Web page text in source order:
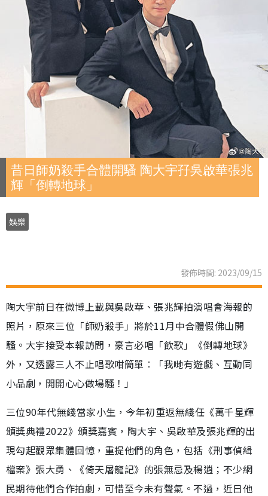
昔日師奶殺手合體開騷 陶大宇孖吳啟華張兆
輝「倒轉地球」
娛樂
發佈時間: 2023/09/15
陶大宇前日在微博上載與吳啟華、張兆輝拍演唱會海報的
照片，原來三位「師奶殺手」將於11月中合體假佛山開
騷。大宇接受本報訪問，豪言必唱「飲歌」《倒轉地球》
外，又透露三人不止唱歌咁簡單︰「我哋有遊戲、互動同
小品劇，開開心心做場騷！」
三位90年代無綫當家小生，今年初重返無綫任《萬千星輝
頒獎典禮2022》頒獎嘉賓，陶大宇、吳啟華及張兆輝的出
現勾起觀眾集體回憶，重提他們的角色，包括《刑事偵緝
檔案》張大勇、《倚天屠龍記》的張無忌及楊逍；不少網
民期待他們合作拍劇，可惜至今未有聲氣。不過，近日他